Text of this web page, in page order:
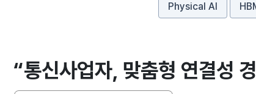
Physical AI
“통신사업자, 맞춤형 연결성